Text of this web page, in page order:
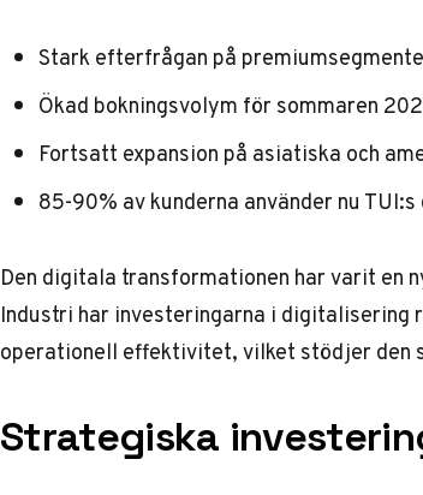
Stark efterfrågan på
Ökad bokningsvolym för sommaren
Fortsatt expansion på asiatiska och
85-90% av kunderna använder nu
Den digitala transformationen har varit en
Industri har investeringarna i digitalisering
operationell effektivitet, vilket stödjer den
Strategiska